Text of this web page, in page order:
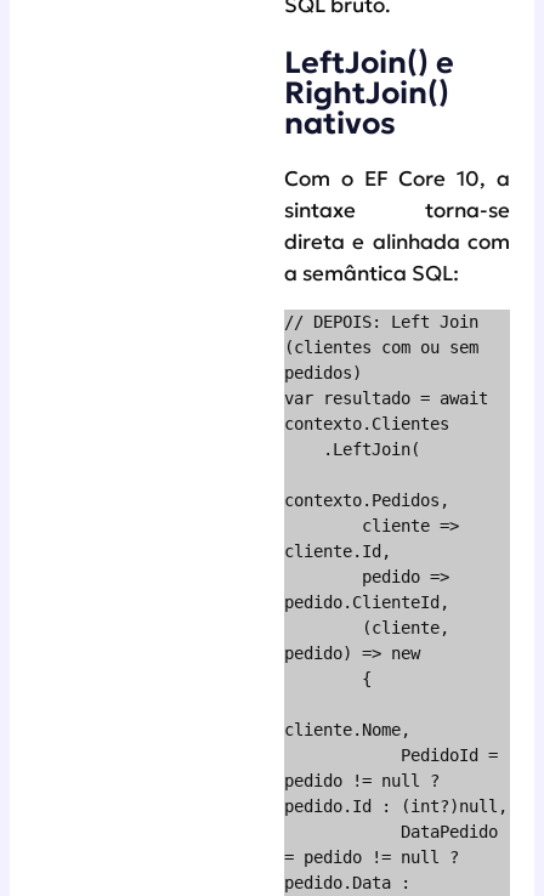
SQL bruto.
LeftJoin() e
RightJoin()
nativos
Com o EF Core 10, a
sintaxe torna-se
direta e alinhada com
a semântica SQL:
// DEPOIS: Left Join
(clientes com ou sem
pedidos)
var resultado = await
contexto.Clientes
contexto.Pedidos,
cliente.Id,
pedido.ClienteId,
pedido) => new
cliente.Nome,
pedido != null ?
pedido.Id : (int?)null,
= pedido != null ?
pedido.Data :